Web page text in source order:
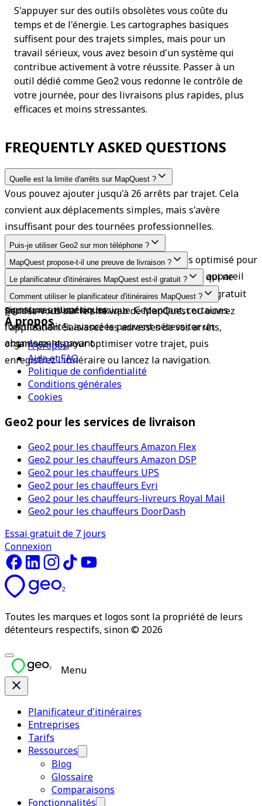
S'appuyer sur des outils obsolètes vous coûte du
temps et de l'énergie. Les cartographes basiques
suffisent pour des trajets simples, mais pour un
travail sérieux, vous avez besoin d'un système qui
contribue activement à votre réussite. Passer à un
outil dédié comme Geo2 vous redonne le contrôle de
votre journée, pour des livraisons plus rapides, plus
efficaces et moins stressantes.
FREQUENTLY ASKED QUESTIONS
Quelle est la limite d'arrêts sur MapQuest ?
Vous pouvez ajouter jusqu'à 26 arrêts par trajet. Cela
convient aux déplacements simples, mais s'avère
insuffisant pour des tournées professionnelles.
Puis-je utiliser Geo2 sur mon téléphone ?
Oui, Geo2 est un planificateur d'itinéraires optimisé pour
mobile qui fonctionne parfaitement sur votre appareil
pour vous accompagner partout.
MapQuest propose-t-il une preuve de livraison ?
Non, il s'agit d'un outil de navigation basique qui ne
prend pas en charge le suivi des livraisons ni les
signatures numériques.
Le planificateur d'itinéraires MapQuest est-il gratuit ?
Oui, le planificateur d'itinéraires MapQuest est gratuit
pour une utilisation basique. Cependant, certaines
fonctionnalités avancées peuvent nécessiter un
abonnement payant.
Comment utiliser le planificateur d'itinéraires MapQuest ?
Rendez-vous sur le site web de MapQuest ou ouvrez
l'application. Saisissez les adresses de vos arrêts,
organisez-les pour optimiser votre trajet, puis
enregistrez l'itinéraire ou lancez la navigation.
À propos
À propos
Aide et FAQ
Politique de confidentialité
Conditions générales
Cookies
Geo2 pour les services de livraison
Geo2 pour les chauffeurs Amazon Flex
Geo2 pour les chauffeurs Amazon DSP
Geo2 pour les chauffeurs UPS
Geo2 pour les chauffeurs Evri
Geo2 pour les chauffeurs-livreurs Royal Mail
Geo2 pour les chauffeurs DoorDash
Essai gratuit de 7 jours
Connexion
Toutes les marques et logos sont la propriété de leurs
détenteurs respectifs, sinon © 2026
Menu
Planificateur d'itinéraires
Entreprises
Tarifs
Ressources
Blog
Glossaire
Comparaisons
Fonctionnalités